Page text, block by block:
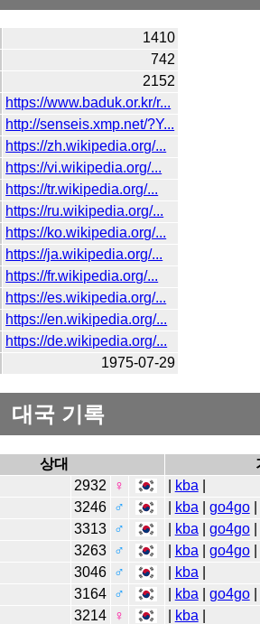
1410
742
2152
https://www.baduk.or.kr/r...
http://senseis.xmp.net/?Y...
https://zh.wikipedia.org/...
https://vi.wikipedia.org/...
https://tr.wikipedia.org/...
https://ru.wikipedia.org/...
https://ko.wikipedia.org/...
https://ja.wikipedia.org/...
https://fr.wikipedia.org/...
https://es.wikipedia.org/...
https://en.wikipedia.org/...
https://de.wikipedia.org/...
1975-07-29
대국 기록
상대
2932 ♀ kba
3246 ♂ kba go4go|
3313 ♂ kba go4go|
3263 ♂ kba go4go|
3046 ♂ kba
3164 ♂ kba go4go|
3214 ♀ kba